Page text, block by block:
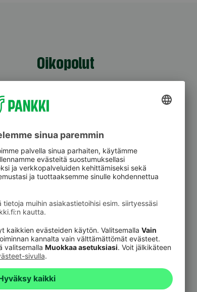
Oikopolut
Päivitä asiakastietosi
Tarkista
verkkopankkitunnuksesi
Tule asiakkaaksi
Turvallinen pankkiasiointi
Rahastojen arvot